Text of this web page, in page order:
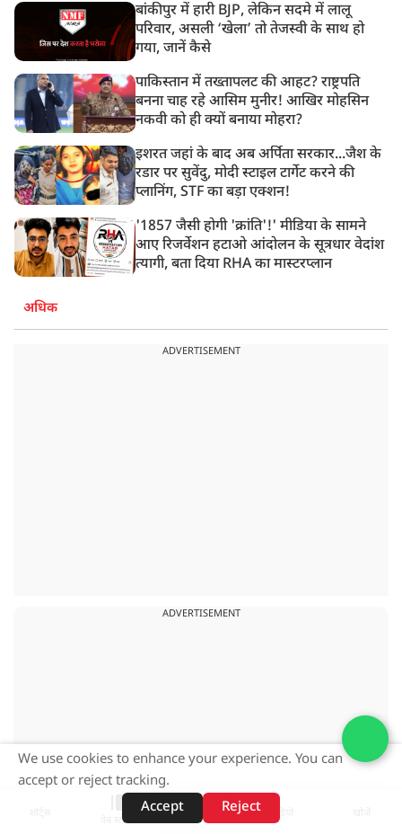
बांकीपुर में हारी BJP, लेकिन सदमे में लालू
परिवार, असली ‘खेला’ तो तेजस्वी के साथ हो
गया, जानें कैसे
पाकिस्तान में तख्तापलट की आहट? राष्ट्रपति
बनना चाह रहे आसिम मुनीर! आखिर मोहसिन
नकवी को ही क्यों बनाया मोहरा?
इशरत जहां के बाद अब अर्पिता सरकार...जैश के
रडार पर सुवेंदु, मोदी स्टाइल टार्गेट करने की
प्लानिंग, STF का बड़ा एक्शन!
'1857 जैसी होगी 'क्रांति'!' मीडिया के सामने
आए रिजर्वेशन हटाओ आंदोलन के सूत्रधार वेदांश
त्यागी, बता दिया RHA का मास्टरप्लान
अधिक
ADVERTISEMENT
ADVERTISEMENT
वेब स्टोरीज़
We use cookies to enhance your experience. You can
accept or reject tracking.
Accept
Reject